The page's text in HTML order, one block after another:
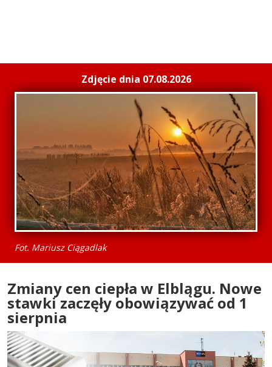
Zdjęcie dnia 07.08.2026
Fot. Mariusz Ciągadlak
Zmiany cen ciepła w Elblągu. Nowe
stawki zaczęły obowiązywać od 1
sierpnia